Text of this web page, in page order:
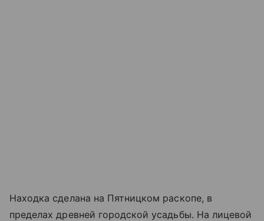
Находка сделана на Пятницком раскопе, в
пределах древней городской усадьбы. На лицевой